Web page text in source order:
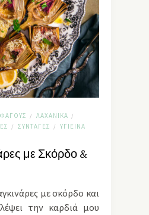
/ ΛΑΧΑΝΙΚΆ /
/ ΣΥΝΤΑΓΈΣ /
ΥΓΙΕΙΝΆ
με Σκόρδο &
με σκόρδο και
την καρδιά μου